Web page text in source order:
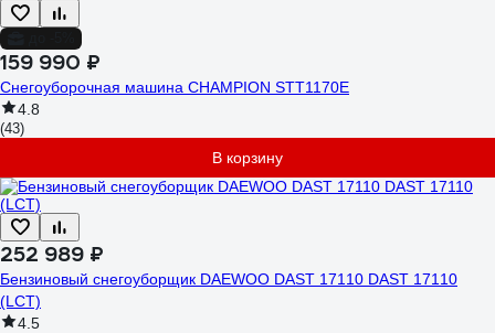
159 990 ₽
Снегоуборочная машина CHAMPION STT1170E
4.8
(43)
В корзину
252 989 ₽
Бензиновый снегоуборщик DAEWOO DAST 17110 DAST 17110
(LCT)
4.5